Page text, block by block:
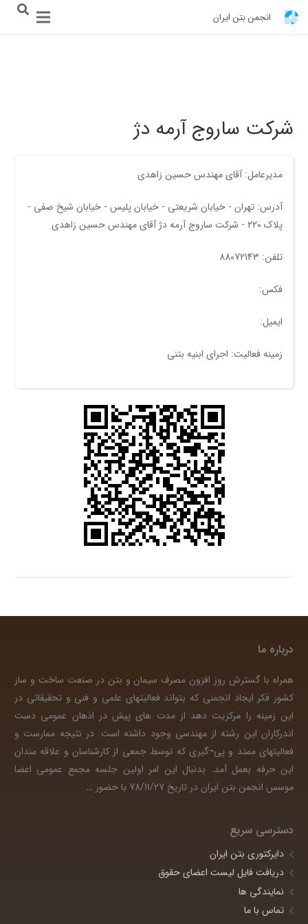
انجمن بتن ایران
شرکت ساروج آرمه دژ
مدیرعامل: آقای مهندس حسین زاهدی
آدرس: تهران - خیابان شریعتی - خیابان پلیس - خیابان شیخ صفی -
پلاک 220 - شرکت ساروج آرمه دژ آقای مهندس حسین زاهدی
تلفن: 88072143
فکس:
ایمیل:
زمینه فعالیت: اجرای ابنیه بتنی
درباره ما
همراه با گسترش روز افزون مصرف سیمان و بتن در صنعت ساخت و ساز
کشور فکر ایجاد انجمنی که بتواند فعالیتهای علمی و فنی و تحقیقاتی در
این زمینه را مرکزیت دهد از مدت های پیش در اذهان عمومی دست
اندرکاران این رشته از مهندسی وجود داشته است. در نتیجه ممارست و
فعالیتهای ممتد و پی¬گیری که توسط جمعی از کارشناسان و علاقه مندان
این حرفه بعمل آمد. بدنبال این امر اولین جلسه مجمع عمومی اعضا
موسس انجمن بتن ایران در تاریخ 78/11/27 با حضور
…
دسترسی سریع
دایرکتوری بتن ایران
دریافت فایل لیست اعضای حقوق
نمایندگی ها
تماس با ما